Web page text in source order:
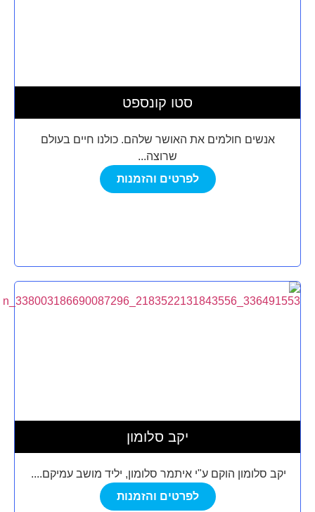
סטו קונספט
אנשים חולמים את האושר שלהם. כולנו חיים בעולם
שרוצה...
לפרטים והזמנות
יקב סלומון
יקב סלומון הוקם ע"י איתמר סלומון, יליד מושב עמיקם....
לפרטים והזמנות